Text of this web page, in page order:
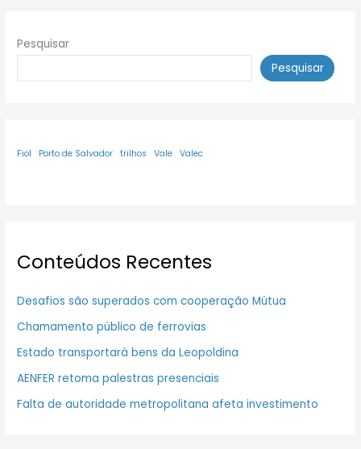
Pesquisar
Pesquisar
Fiol Porto de Salvador trilhos Vale Valec
Conteúdos Recentes
Desafios são superados com cooperação Mútua
Chamamento público de ferrovias
Estado transportará bens da Leopoldina
AENFER retoma palestras presenciais
Falta de autoridade metropolitana afeta investimento